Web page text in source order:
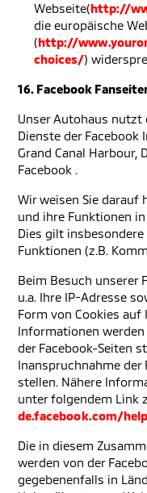
Webseite(http://
die europäische
(http://
choices/)
16. Facebook
Unser Autohaus
Dienste der Facebook
Grand Canal Harbour,
Facebook .
Wir weisen Sie darauf
und ihre Funktionen
Dies gilt
Funktionen (z.B.
Beim Besuch unserer
u.a. Ihre IP-Adresse
Form von Cookies auf
Informationen
der Facebook-Seiten
Inanspruchnahme der
stellen. Nähere
unter folgendem Link
de.facebook.com/
Die in diesem
werden von der
gegebenenfalls in